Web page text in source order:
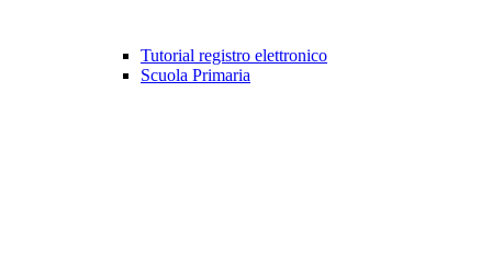
Tutorial registro elettronico
Scuola Primaria